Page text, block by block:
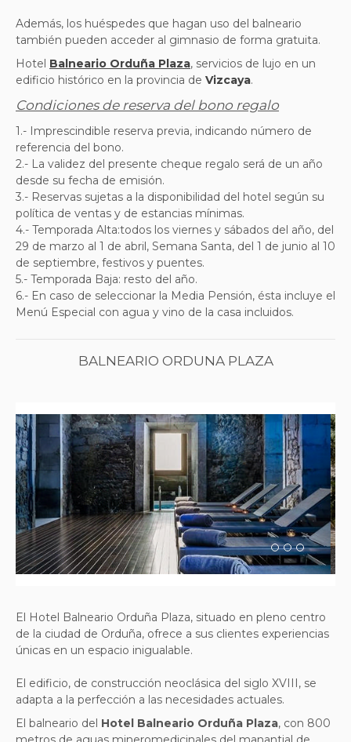
Además, los huéspedes que hagan uso del balneario
también pueden acceder al gimnasio de forma gratuita.
Hotel Balneario Orduña Plaza, servicios de lujo en un
edificio histórico en la provincia de Vizcaya.
Condiciones de reserva del bono regalo
1.- Imprescindible reserva previa, indicando número de
referencia del bono.
2.- La validez del presente cheque regalo será de un año
desde su fecha de emisión.
3.- Reservas sujetas a la disponibilidad del hotel según su
política de ventas y de estancias mínimas.
4.- Temporada Alta:todos los viernes y sábados del año, del
29 de marzo al 1 de abril, Semana Santa, del 1 de junio al 10
de septiembre, festivos y puentes.
5.- Temporada Baja: resto del año.
6.- En caso de seleccionar la Media Pensión, ésta incluye el
Menú Especial con agua y vino de la casa incluidos.
BALNEARIO ORDUNA PLAZA
Previous Next
El Hotel Balneario Orduña Plaza, situado en pleno centro
de la ciudad de Orduña, ofrece a sus clientes experiencias
únicas en un espacio inigualable.
El edificio, de construcción neoclásica del siglo XVIII, se
adapta a la perfección a las necesidades actuales.
El balneario del Hotel Balneario Orduña Plaza, con 800